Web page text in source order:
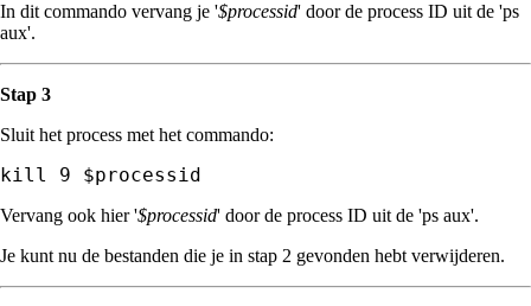
In dit commando vervang je '$processid' door de process ID uit de 'ps
aux'.
Stap 3
Sluit het process met het commando:
kill 9 $processid
Vervang ook hier '$processid' door de process ID uit de 'ps aux'.
Je kunt nu de bestanden die je in stap 2 gevonden hebt verwijderen.